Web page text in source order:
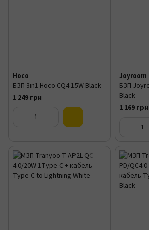
Hoco
БЗП 3in1 Hoco CQ4 15W Black
1 249 грн
Joyroom
БЗП
Black
1 169 грн